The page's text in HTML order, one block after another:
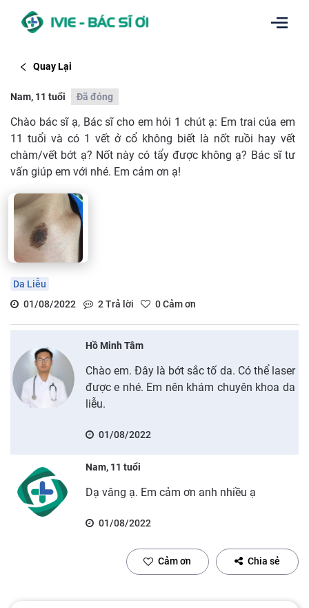
Quay Lại
Nam, 11 tuổi Đã đóng
Chào bác sĩ ạ, Bác sĩ cho em hỏi 1 chút ạ: Em trai của em
11 tuổi và có 1 vết ở cổ không biết là nốt ruồi hay vết
chàm/vết bớt ạ? Nốt này có tẩy được không ạ? Bác sĩ tư
vấn giúp em với nhé. Em cảm ơn ạ!
Da Liễu
01/08/2022
2Trả lời 0Cảm ơn
Hồ Minh Tâm
Chào em. Đây là bớt sắc tố da. Có thể laser
được e nhé. Em nên khám chuyên khoa da
liễu.
01/08/2022
Nam, 11 tuổi
Dạ vâng ạ. Em cảm ơn anh nhiều ạ
01/08/2022
Cảm ơn Chia sẻ